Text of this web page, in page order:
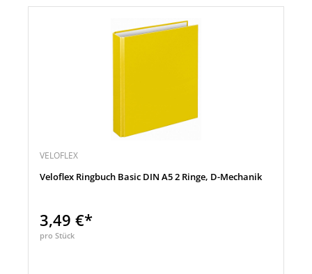
VELOFLEX
Veloflex Ringbuch Basic DIN A5 2 Ringe, D-Mechanik
3,49 €*
pro Stück